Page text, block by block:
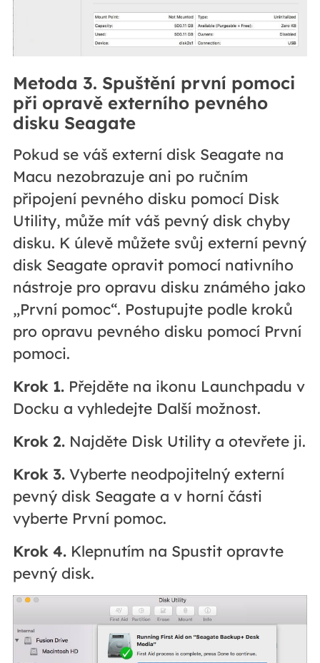
Metoda 3. Spuštění první pomoci
při opravě externího pevného
disku Seagate
Pokud se váš externí disk Seagate na
Macu nezobrazuje ani po ručním
připojení pevného disku pomocí Disk
Utility, může mít váš pevný disk chyby
disku. K úlevě můžete svůj externí pevný
disk Seagate opravit pomocí nativního
nástroje pro opravu disku známého jako
„První pomoc“. Postupujte podle kroků
pro opravu pevného disku pomocí První
pomoci.
Krok 1.Přejděte na ikonu Launchpadu v
Docku a vyhledejte Další možnost.
Krok 2.Najděte Disk Utility a otevřete ji.
Krok 3.Vyberte neodpojitelný externí
pevný disk Seagate a v horní části
vyberte První pomoc.
Krok 4.Klepnutím na Spustit opravte
pevný disk.